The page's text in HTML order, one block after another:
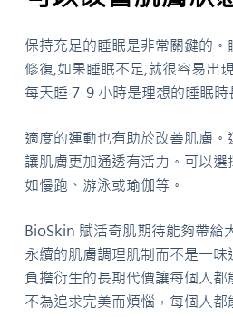
保持充足的睡眠是非常關鍵的
修復,如果睡眠不足,就很容易出
每天睡 7-9 小時是理想的睡眠時
適度的運動也有助於改善肌膚
讓肌膚更加通透有活力。可以
如慢跑、游泳或瑜伽等。
BioSkin 賦活奇肌期待能夠帶給
永續的肌膚調理肌制而不是一
負擔衍生的長期代價讓每個人
不為追求完美而煩惱，每個人都